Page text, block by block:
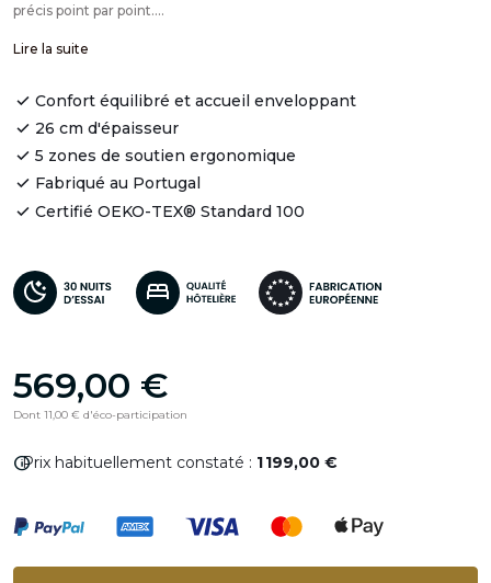
précis point par point....
Lire la suite
Confort équilibré et accueil enveloppant
26 cm d'épaisseur
5 zones de soutien ergonomique
Fabriqué au Portugal
Certifié OEKO-TEX® Standard 100
569,00 €
Dont 11,00 € d'éco-participation
infoPrix habituellement constaté : 1 199,00 €